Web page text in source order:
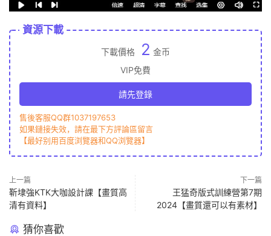
資源下載
下載價格 2 金币
VIP免費
請先登錄
售後客服QQ群1037197653
如果鏈接失效，請在最下方評論區留言
【最好别用百度浏覽器和QQ浏覽器】
上一篇
靳埭強KTK大咖設計課【畫質高
清有資料】
下一篇
王猛奇版式訓練營第7期
2024【畫質還可以有素材】
猜你喜歡